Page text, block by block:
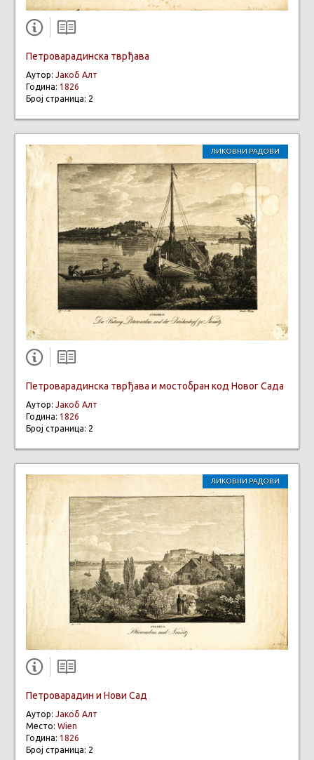
Петроварадинска тврђава
Аутор: Јакоб Алт
Година: 1826
Број страница: 2
ЛИКОВНИ РАДОВИ
Петроварадинска тврђава и мостобран код Новог Сада
Аутор: Јакоб Алт
Година: 1826
Број страница: 2
ЛИКОВНИ РАДОВИ
Петроварадин и Нови Сад
Аутор: Јакоб Алт
Место: Wien
Година: 1826
Број страница: 2